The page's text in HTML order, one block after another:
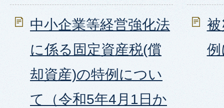
中小企業等経営強化法
に係る固定資産税(償
却資産)の特例につい
て（令和5年4月1日か
被